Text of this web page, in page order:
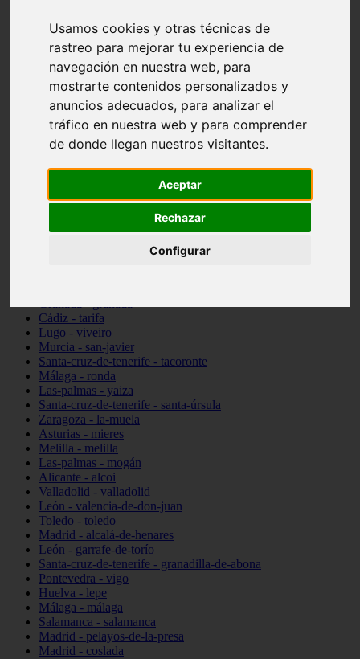
Usamos cookies y otras técnicas de
rastreo para mejorar tu experiencia de
navegación en nuestra web, para
mostrarte contenidos personalizados y
anuncios adecuados, para analizar el
tráfico en nuestra web y para comprender
de donde llegan nuestros visitantes.
Aceptar
Rechazar
Configurar
Madrid - pozuelo-de-alarcón
Teruel - sarrión
Cádiz - algodonales
Illes-balears - inca
Madrid - madrid
Málaga - torremolinos
Asturias - oviedo
Cádiz - el-puerto-de-santa-maría
Asturias - aller
álava - vitoria-gasteiz
Zaragoza - zaragoza
Valencia - valencia
Cádiz - tarifa
Lugo - viveiro
Murcia - san-javier
Santa-cruz-de-tenerife - tacoronte
Málaga - ronda
Las-palmas - yaiza
Santa-cruz-de-tenerife - santa-úrsula
Zaragoza - la-muela
Asturias - mieres
Melilla - melilla
Las-palmas - mogán
Alicante - alcoi
Valladolid - valladolid
León - valencia-de-don-juan
Toledo - toledo
Madrid - alcalá-de-henares
León - garrafe-de-torío
Santa-cruz-de-tenerife - granadilla-de-abona
Pontevedra - vigo
Huelva - lepe
Málaga - málaga
Salamanca - salamanca
Madrid - pelayos-de-la-presa
Madrid - coslada